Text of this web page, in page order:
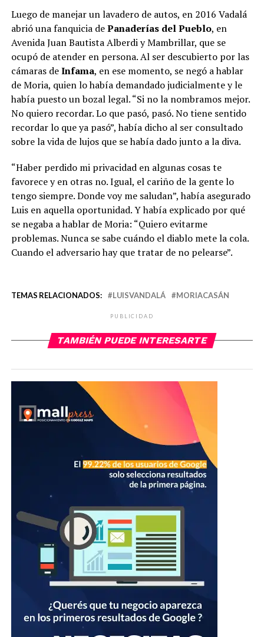
Luego de manejar un lavadero de autos, en 2016 Vadalá
abrió una fanquicia dePanaderías del Pueblo, en
Avenida Juan Bautista Alberdi y Mambrillar, que se
ocupó de atender en persona. Al ser descubierto por las
cámaras deInfama, en ese momento, se negó a hablar
de Moria, quien lo había demandado judicialmente y le
había puesto un bozal legal. “Si no la nombramos mejor.
No quiero recordar. Lo que pasó, pasó. No tiene sentido
recordar lo que ya pasó”, había dicho al ser consultado
sobre la vida de lujos que se había dado junto a la diva.
“Haber perdido mi privacidad en algunas cosas te
favorece y en otras no. Igual, el cariño de la gente lo
tengo siempre. Donde voy me saludan”, había asegurado
Luis en aquella oportunidad. Y había explicado por qué
se negaba a hablar de Moria: “Quiero evitarme
problemas. Nunca se sabe cuándo el diablo mete la cola.
Cuando el adversario hay que tratar de no pelearse”.
TEMAS RELACIONADOS: LUISVANDALÁ MORIACASÁN
PUBLICIDAD
TAMBIÉN PUEDE INTERESARTE